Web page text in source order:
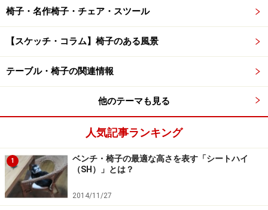
当時の壁画と壁面ディテール3の画像
椅子・名作椅子・チェア・スツール
【スケッチ・コラム】椅子のある風景
テーブル・椅子の関連情報
他のテーマも見る
人気記事ランキング
1
ベンチ・椅子の最適な高さを表す「シートハイ
（SH）」とは？
2014/11/27